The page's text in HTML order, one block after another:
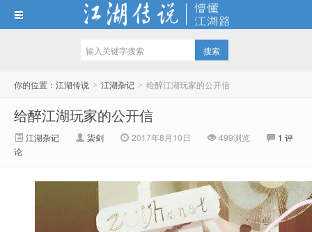
你的位置： 江湖传说 > 江湖杂记 > 给醉江湖玩家的公开信
给醉江湖玩家的公开信
江湖杂记 柒剑 2017年8月10日 499浏览
1 评
论